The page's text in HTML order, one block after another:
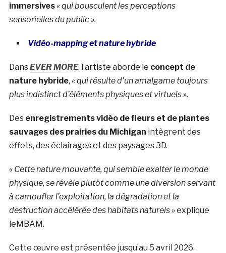
immersives« qui bousculent les perceptions
sensorielles du public ».
Vidéo-mapping et nature hybride
DansEVER MORE, l’artiste aborde le concept de
nature hybride, « qui résulte d’un amalgame toujours
plus indistinct d’éléments physiques et virtuels ».
Des enregistrements vidéo de fleurs et de plantes
sauvages des prairies du Michigan intègrent des
effets, des éclairages et des paysages 3D.
« Cette nature mouvante, qui semble exalter le monde
physique, se révèle plutôt comme une diversion servant
à camoufler l’exploitation, la dégradation et la
destruction accélérée des habitats naturels »explique
leMBAM.
Cette œuvre est présentée jusqu’au 5 avril 2026.